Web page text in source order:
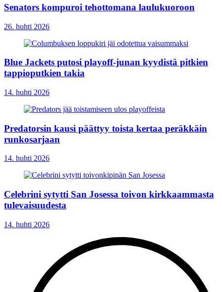
Senators kompuroi tehottomana laulukuoroon
26. huhti 2026
Blue Jackets putosi playoff-junan kyydistä pitkien
tappioputkien takia
14. huhti 2026
Predatorsin kausi päättyy toista kertaa peräkkäin
runkosarjaan
14. huhti 2026
Celebrini sytytti San Josessa toivon kirkkaammasta
tulevaisuudesta
14. huhti 2026